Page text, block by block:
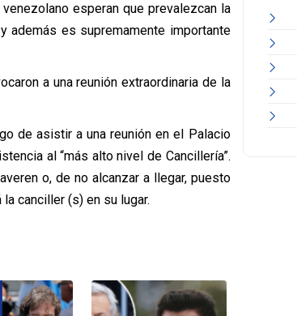
esperan que prevalezcan la
además es supremamente importante
a una reunión extraordinaria de la
de asistir a una reunión en el Palacio
al “más alto nivel de Cancillería”.
o, de no alcanzar a llegar, puesto
canciller (s) en su lugar.